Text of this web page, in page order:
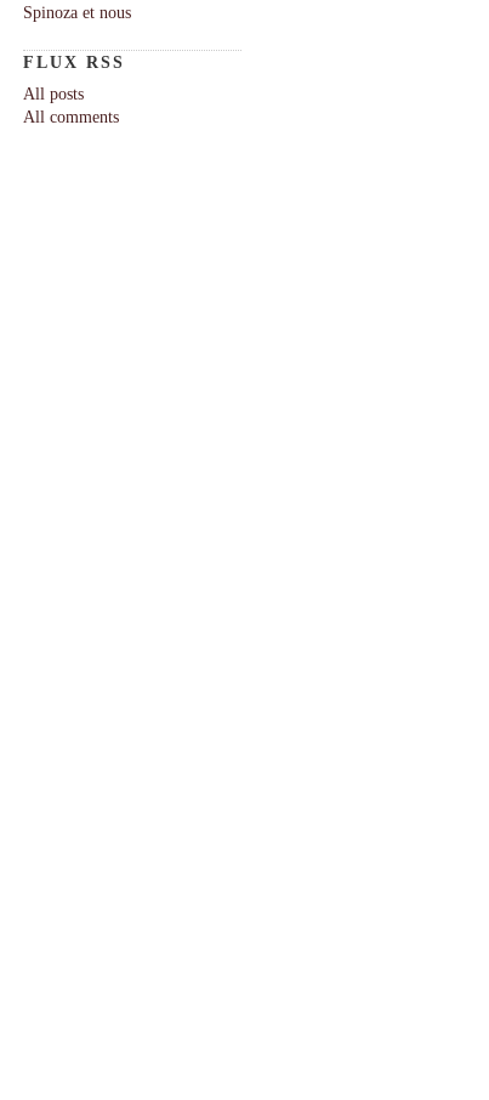
Spinoza et nous
FLUX RSS
All posts
All comments